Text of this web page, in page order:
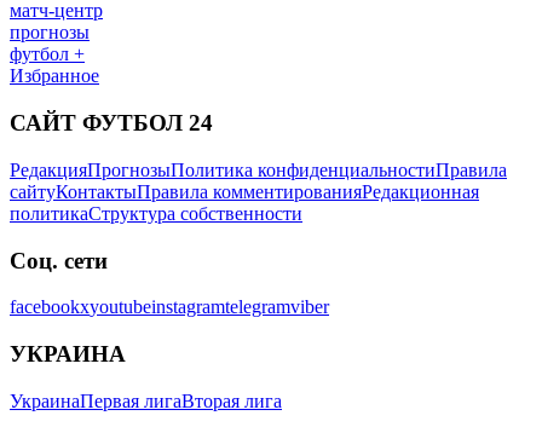
матч-центр
прогнозы
футбол +
Избранное
САЙТ ФУТБОЛ 24
РедакцияПрогнозыПолитика конфиденциальностиПравила
сайтуКонтактыПравила комментированияРедакционная
политикаСтруктура собственности
Соц. сети
facebookxyoutubeinstagramtelegramviber
УКРАИНА
УкраинаПервая лигаВторая лига